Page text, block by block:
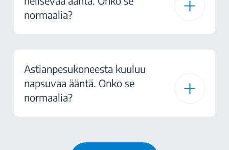
normaalia?
Astianpesukoneesta kuuluu
napsuvaa ääntä. Onko se
normaalia?